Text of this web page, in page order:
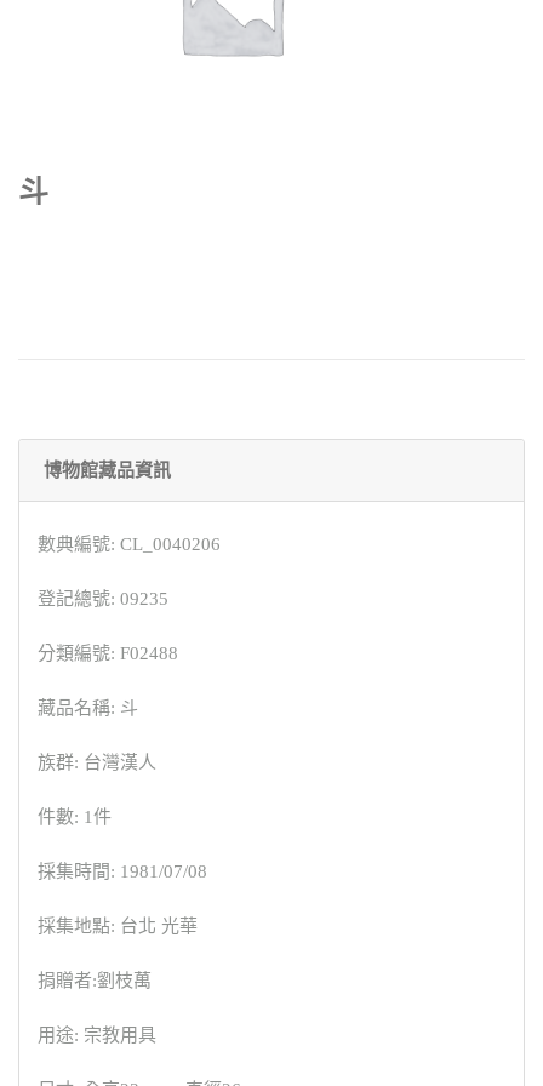
斗
博物館藏品資訊
數典編號: CL_0040206
登記總號: 09235
分類編號: F02488
藏品名稱: 斗
族群: 台灣漢人
件數: 1件
採集時間: 1981/07/08
採集地點: 台北 光華
捐贈者:劉枝萬
用途: 宗教用具